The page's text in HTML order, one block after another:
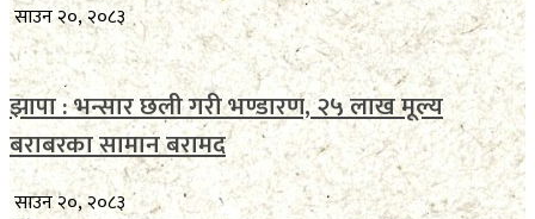
साउन २०, २०८३
झापा : भन्सार छली गरी भण्डारण, २५ लाख मूल्य
बराबरका सामान बरामद
साउन २०, २०८३